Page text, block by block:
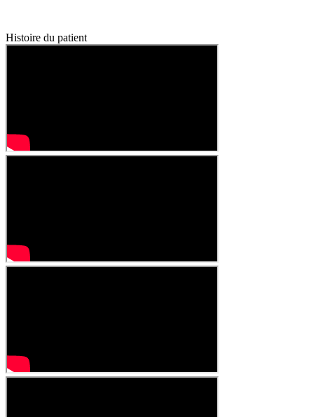
Histoire du patient